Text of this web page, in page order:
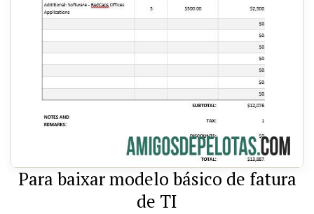
Para baixar modelo básico de fatura
de TI